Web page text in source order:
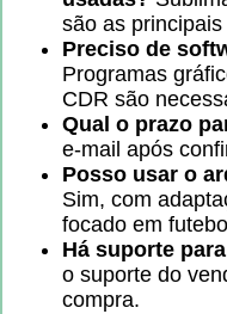
são as
Preciso de
Programas
CDR são
Qual o prazo
e-mail após
Posso usar o
Sim, com
focado em
Há suporte
o suporte do
compra.